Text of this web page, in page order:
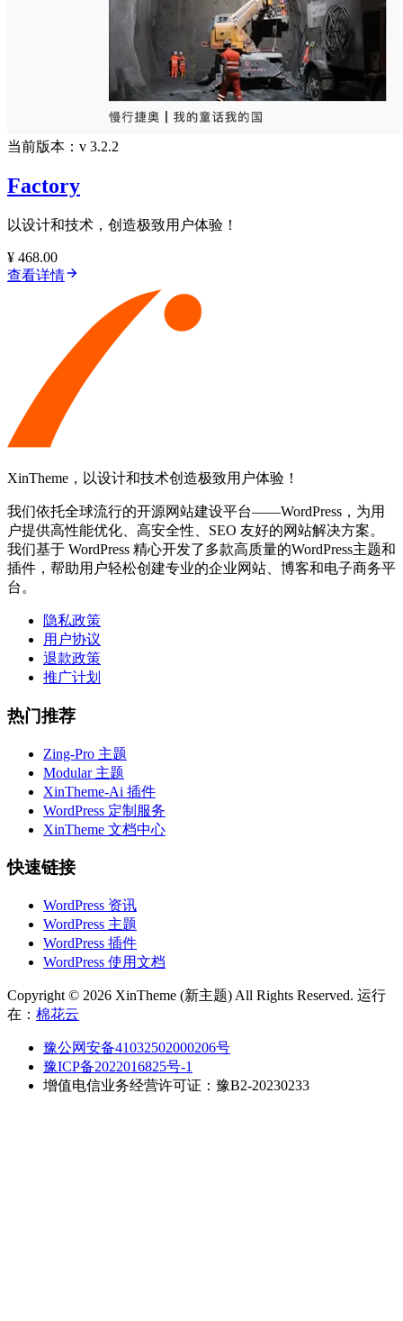
当前版本：v 3.2.2
Factory
以设计和技术，创造极致用户体验！
¥ 468.00
查看详情
XinTheme，以设计和技术创造极致用户体验！
我们依托全球流行的开源网站建设平台——WordPress，为用
户提供高性能优化、高安全性、SEO 友好的网站解决方案。
我们基于 WordPress 精心开发了多款高质量的WordPress主题和
插件，帮助用户轻松创建专业的企业网站、博客和电子商务平
台。
隐私政策
用户协议
退款政策
推广计划
热门推荐
Zing-Pro 主题
Modular 主题
XinTheme-Ai 插件
WordPress 定制服务
XinTheme 文档中心
快速链接
WordPress 资讯
WordPress 主题
WordPress 插件
WordPress 使用文档
Copyright © 2026 XinTheme (新主题) All Rights Reserved. 运行
在： 棉花云
豫公网安备41032502000206号
豫ICP备2022016825号-1
增值电信业务经营许可证：豫B2-20230233